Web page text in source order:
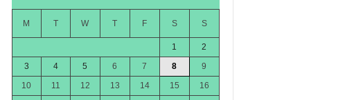
M T W T F S S
1
2
3
4 5 6 7 8
9
10
11 12 13 14 15
16